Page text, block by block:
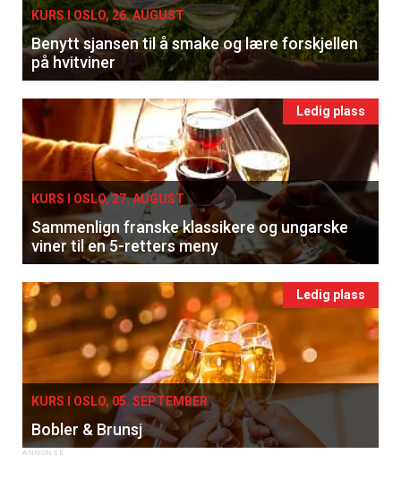
KURS I OSLO, 26. AUGUST
Benytt sjansen til å smake og lære forskjellen
på hvitviner
Ledig plass
KURS I OSLO, 27. AUGUST
Sammenlign franske klassikere og ungarske
viner til en 5-retters meny
Ledig plass
KURS I OSLO, 05. SEPTEMBER
Bobler & Brunsj